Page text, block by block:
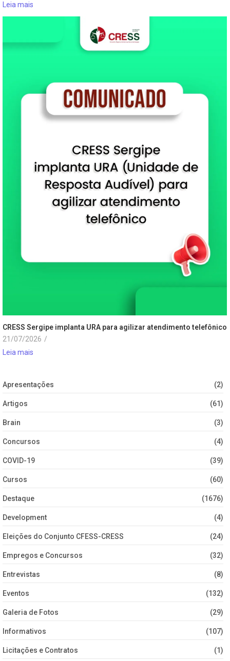
Leia mais
CRESS Sergipe implanta URA para agilizar atendimento telefônico
21/07/2026 /
Leia mais
Apresentações (2)
Artigos (61)
Brain (3)
Concursos (4)
COVID-19 (39)
Cursos (60)
Destaque (1676)
Development (4)
Eleições do Conjunto CFESS-CRESS (24)
Empregos e Concursos (32)
Entrevistas (8)
Eventos (132)
Galeria de Fotos (29)
Informativos (107)
Licitações e Contratos (1)